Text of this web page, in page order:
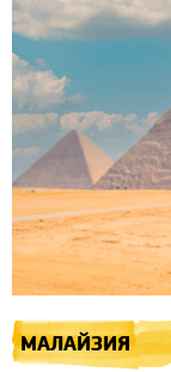
МАЛАЙЗИЯ